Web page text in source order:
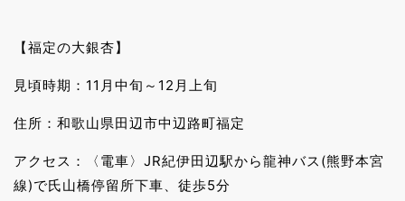
【福定の大銀杏】
見頃時期：11月中旬～12月上旬
住所：和歌山県田辺市中辺路町福定
アクセス：〈電車〉JR紀伊田辺駅から龍神バス(熊野本宮
線)で氏山橋停留所下車、徒歩5分